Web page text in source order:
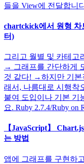
들을 View에 전달합니
chartckick에서 원형 차
터)
그리고 월별 및 카테고
→ 그래프를 간단하게
것 같다! →하지만 기
래서, 나름대로 시행착
붙여 도입이나 기본 기
요. Ruby 2.7.4/Ruby on
【JavaScript】
는 방법
앱에 그래프를 구현하